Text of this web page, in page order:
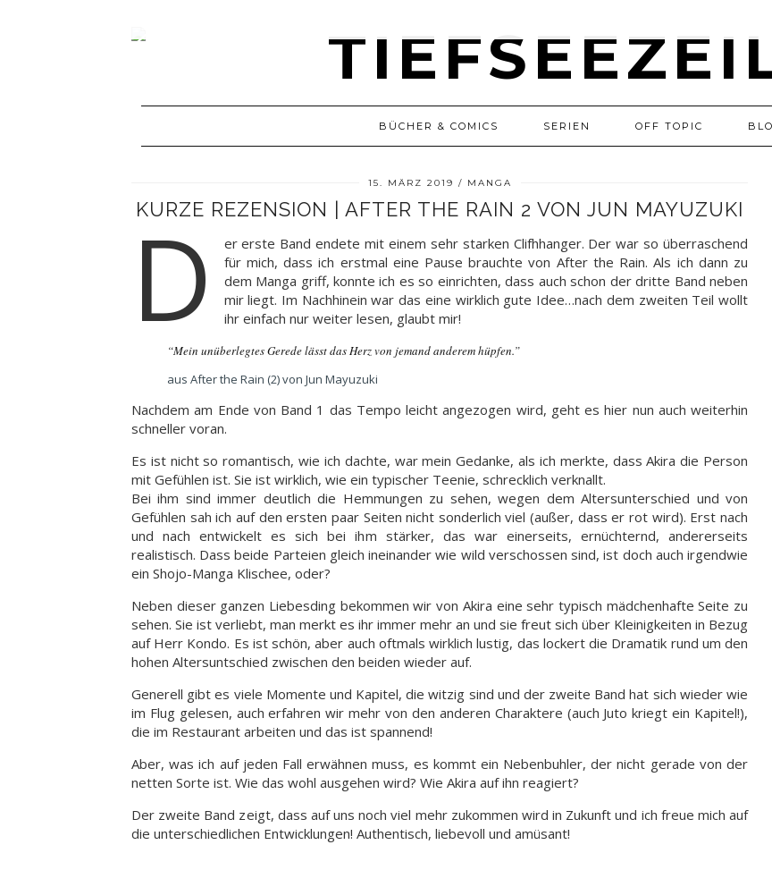
BÜCHER & COMICS SERIEN OFF TOPIC
15. MÄRZ 2019 MANGA
KURZE REZENSION | AFTER THE RAIN 2 VON JUN MAYUZUKI
D
er erste Band endete mit einem sehr starken Clifhhanger. Der war so überraschend
für mich, dass ich erstmal eine Pause brauchte von After the Rain. Als ich dann zu
dem Manga griff, konnte ich es so einrichten, dass auch schon der dritte Band neben
mir liegt. Im Nachhinein war das eine wirklich gute Idee…nach dem zweiten Teil wollt
ihr einfach nur weiter lesen, glaubt mir!
“Mein unüberlegtes Gerede lässt das Herz von jemand anderem hüpfen.”
aus After the Rain (2) von Jun Mayuzuki
Nachdem am Ende von Band 1 das Tempo leicht angezogen wird, geht es hier nun auch weiterhin
schneller voran.
Es ist nicht so romantisch, wie ich dachte, war mein Gedanke, als ich merkte, dass Akira die Person
mit Gefühlen ist. Sie ist wirklich, wie ein typischer Teenie, schrecklich verknallt.
Bei ihm sind immer deutlich die Hemmungen zu sehen, wegen dem Altersunterschied und von
Gefühlen sah ich auf den ersten paar Seiten nicht sonderlich viel (außer, dass er rot wird). Erst nach
und nach entwickelt es sich bei ihm stärker, das war einerseits, ernüchternd, andererseits
realistisch. Dass beide Parteien gleich ineinander wie wild verschossen sind, ist doch auch irgendwie
ein Shojo-Manga Klischee, oder?
Neben dieser ganzen Liebesding bekommen wir von Akira eine sehr typisch mädchenhafte Seite zu
sehen. Sie ist verliebt, man merkt es ihr immer mehr an und sie freut sich über Kleinigkeiten in Bezug
auf Herr Kondo. Es ist schön, aber auch oftmals wirklich lustig, das lockert die Dramatik rund um den
hohen Altersuntschied zwischen den beiden wieder auf.
Generell gibt es viele Momente und Kapitel, die witzig sind und der zweite Band hat sich wieder wie
im Flug gelesen, auch erfahren wir mehr von den anderen Charaktere (auch Juto kriegt ein Kapitel!),
die im Restaurant arbeiten und das ist spannend!
Aber, was ich auf jeden Fall erwähnen muss, es kommt ein Nebenbuhler, der nicht gerade von der
netten Sorte ist. Wie das wohl ausgehen wird? Wie Akira auf ihn reagiert?
Der zweite Band zeigt, dass auf uns noch viel mehr zukommen wird in Zukunft und ich freue mich auf
die unterschiedlichen Entwicklungen! Authentisch, liebevoll und amüsant!